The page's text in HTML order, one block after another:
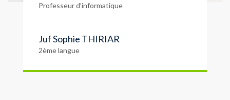
Professeur d’informatique
Juf Sophie THIRIAR
2ème langue